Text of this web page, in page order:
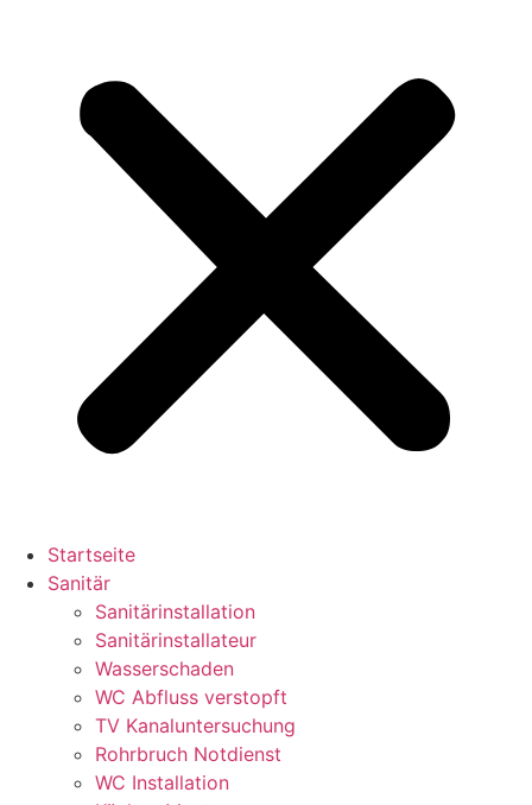
Startseite
Sanitär
Sanitärinstallation
Sanitärinstallateur
Wasserschaden
WC Abfluss verstopft
TV Kanaluntersuchung
Rohrbruch Notdienst
WC Installation